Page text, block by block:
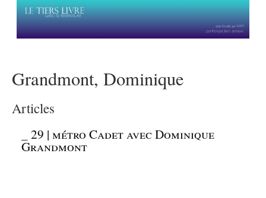
Grandmont, Dominique
Articles
_29 | métro Cadet avec Dominique
Grandmont